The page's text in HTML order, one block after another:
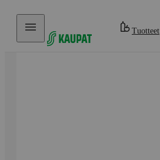
Hyppää sisältöön
Tuotteet